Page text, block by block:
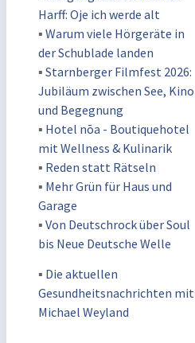
Harff: Oje ich werde alt
▪ Warum viele Hörgeräte in
der Schublade landen
▪ Starnberger Filmfest 2026:
Jubiläum zwischen See, Kino
und Begegnung
▪ Hotel nōa - Boutiquehotel
mit Wellness & Kulinarik
▪ Reden statt Rätseln
▪ Mehr Grün für Haus und
Garage
▪ Von Deutschrock über Soul
bis Neue Deutsche Welle
▪ Die aktuellen
Gesundheitsnachrichten mit
Michael Weyland